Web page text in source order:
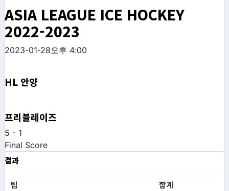
ASIA LEAGUE ICE HOCKEY
2022-2023
2023-01-28오후 4:00
HL 안양
프리블레이즈
5 - 1
Final Score
결과
팀 합계